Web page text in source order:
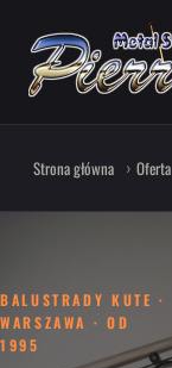
Strona główna Oferta
BALUSTRADY KUTE ·
WARSZAWA · OD
1995